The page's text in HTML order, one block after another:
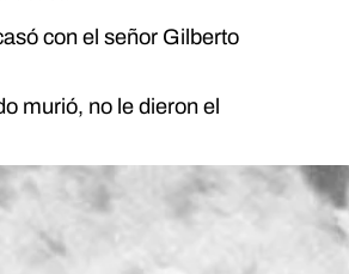
con el señor Gilberto
murió, no le dieron el